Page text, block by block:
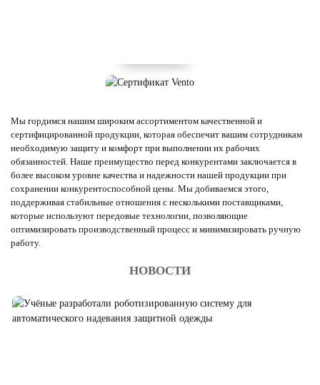
Мы гордимся нашим широким ассортиментом качественной и
сертифицированной продукции, которая обеспечит вашим сотрудникам
необходимую защиту и комфорт при выполнении их рабочих
обязанностей. Наше преимущество перед конкурентами заключается в
более высоком уровне качества и надежности нашей продукции при
сохранении конкурентоспособной цены. Мы добиваемся этого,
поддерживая стабильные отношения с несколькими поставщиками,
которые используют передовые технологии, позволяющие
оптимизировать производственный процесс и минимизировать ручную
работу.
НОВОСТИ